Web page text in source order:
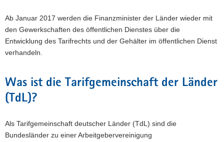
Ab Januar 2017 werden die Finanzminister der Länder wieder mit
den Gewerkschaften des öffentlichen Dienstes über die
Entwicklung des Tarifrechts und der Gehälter im öffentlichen Dienst
verhandeln.
Was ist die Tarifgemeinschaft der Länder
(TdL)?
Als Tarifgemeinschaft deutscher Länder (TdL) sind die
Bundesländer zu einer Arbeitgebervereinigung